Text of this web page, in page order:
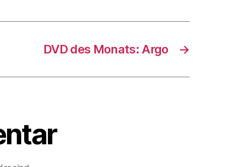
→
DVD des Monats: Argo